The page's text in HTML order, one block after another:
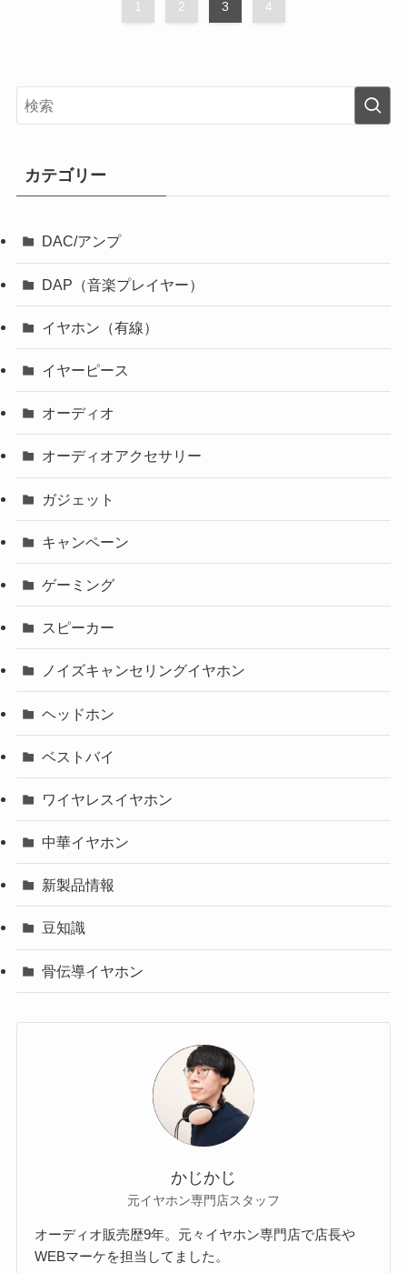
1 2 3 4
カテゴリー
DAC/アンプ
DAP（音楽プレイヤー）
イヤホン（有線）
イヤーピース
オーディオ
オーディオアクセサリー
ガジェット
キャンペーン
ゲーミング
スピーカー
ノイズキャンセリングイヤホン
ヘッドホン
ベストバイ
ワイヤレスイヤホン
中華イヤホン
新製品情報
豆知識
骨伝導イヤホン
かじかじ
元イヤホン専門店スタッフ
オーディオ販売歴9年。元々イヤホン専門店で店長や
WEBマーケを担当してました。